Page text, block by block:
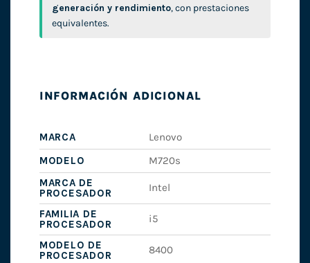
generación y rendimiento, con prestaciones
equivalentes.
INFORMACIÓN ADICIONAL
MARCA
Lenovo
MODELO
M720s
MARCA DE
PROCESADOR
Intel
FAMILIA DE
PROCESADOR
i5
MODELO DE
PROCESADOR
8400